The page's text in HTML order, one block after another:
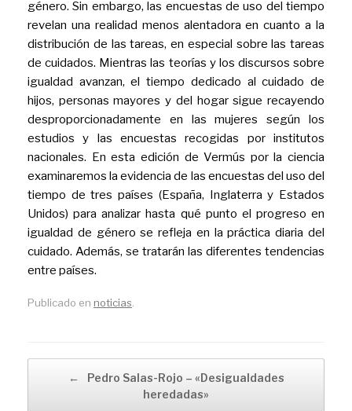
género. Sin embargo, las encuestas de uso del tiempo
revelan una realidad menos alentadora en cuanto a la
distribución de las tareas, en especial sobre las tareas
de cuidados. Mientras las teorías y los discursos sobre
igualdad avanzan, el tiempo dedicado al cuidado de
hijos, personas mayores y del hogar sigue recayendo
desproporcionadamente en las mujeres según los
estudios y las encuestas recogidas por institutos
nacionales. En esta edición de Vermús por la ciencia
examinaremos la evidencia de las encuestas del uso del
tiempo de tres países (España, Inglaterra y Estados
Unidos) para analizar hasta qué punto el progreso en
igualdad de género se refleja en la práctica diaria del
cuidado. Además, se tratarán las diferentes tendencias
entre países.
Publicado en noticias
←
Pedro Salas-Rojo – «Desigualdades
heredadas»